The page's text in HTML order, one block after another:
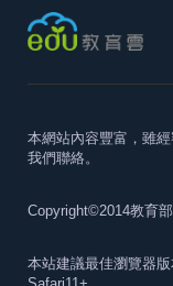
本網站內容豐富，雖
我們聯絡。
Copyright©2014教育部
本站建議最佳瀏覽器版
Safari11+